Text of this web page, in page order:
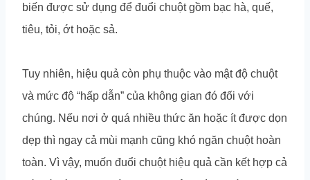
biến được sử dụng để đuổi chuột gồm bạc hà, quế,
tiêu, tỏi, ớt hoặc sả.
Tuy nhiên, hiệu quả còn phụ thuộc vào mật độ chuột
và mức độ “hấp dẫn” của không gian đó đối với
chúng. Nếu nơi ở quá nhiều thức ăn hoặc ít được dọn
dẹp thì ngay cả mùi mạnh cũng khó ngăn chuột hoàn
toàn. Vì vậy, muốn đuổi chuột hiệu quả cần kết hợp cả